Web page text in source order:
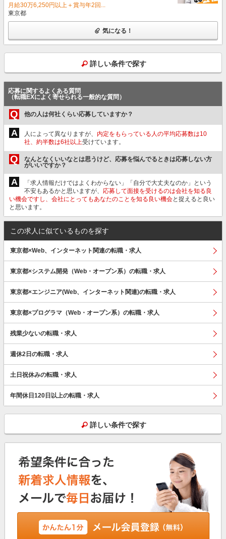
月給30万6,250円以上＋賞与年2回...
東京都
気になる！
詳しい条件で探す
応募に関するよくある質問
（転職EXによく寄せられる一般的な質問）
Q 他の人は何社くらい応募していますか？
A 人によって異なりますが、 内定をもらっている人の平均応募数は10
社、約半数は6社以上受けています。
Q
なんとなくいいなとは思うけど、応募を悩んでるときは応募しない方
がいいですか？
A
「求人情報だけではよくわからない」「自分で大丈夫なのか」という
不安もあるかと思いますが、 応募して面接を受けるのは会社を知る良
い機会ですし、会社にとってもあなたのことを知る良い機会と捉えると良い
と思います。
この求人に似ているものを探す
東京都×Web、インターネット関連の転職・求人
東京都×システム開発（Web・オープン系）の転職・求人
東京都×エンジニア(Web、インターネット関連)の転職・求人
東京都×プログラマ（Web・オープン系）の転職・求人
残業少ないの転職・求人
週休2日の転職・求人
土日祝休みの転職・求人
年間休日120日以上の転職・求人
詳しい条件で探す